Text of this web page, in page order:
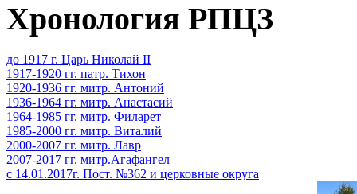
Хронология РПЦЗ
до 1917 г. Царь Николай II
1917-1920 гг. патр. Тихон
1920-1936 гг. митр. Антоний
1936-1964 гг. митр. Анастасий
1964-1985 гг. митр. Филарет
1985-2000 гг. митр. Виталий
2000-2007 гг. митр. Лавр
2007-2017 гг. митр.Агафангел
с 14.01.2017г. Пост. №362 и церковные округа